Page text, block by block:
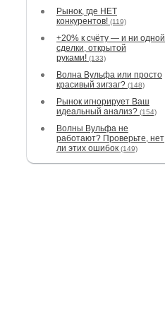
Рынок, где НЕТ
конкурентов! (119)
+20% к счёту — и ни одной
сделки, открытой
руками! (133)
Волна Вульфа или просто
красивый зигзаг? (148)
Рынок игнорирует Ваш
идеальный анализ? (154)
Волны Вульфа не
работают? Проверьте, нет
ли этих ошибок (149)